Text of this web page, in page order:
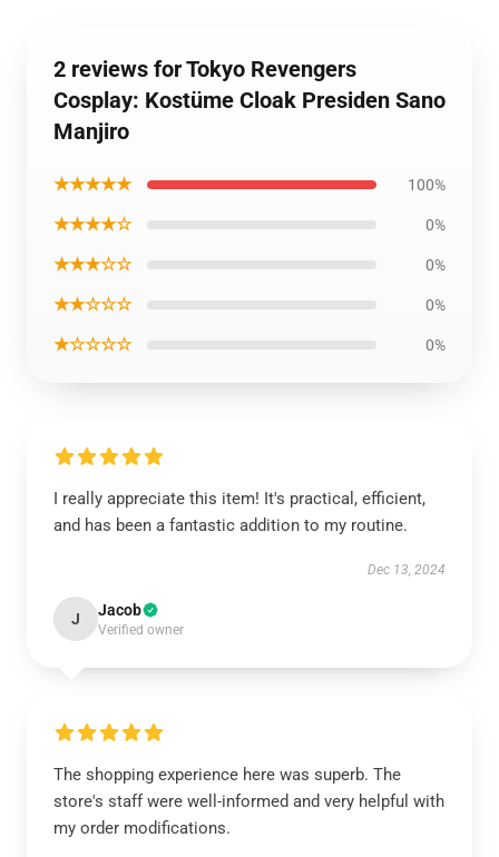
2 reviews for Tokyo Revengers
Cosplay: Kostüme Cloak Presiden Sano
Manjiro
★★★★★ 100%
★★★★☆ 0%
★★★☆☆ 0%
★★☆☆☆ 0%
★☆☆☆☆ 0%
I really appreciate this item! It's practical, efficient,
and has been a fantastic addition to my routine.
Dec 13, 2024
J Jacob
Verified owner
The shopping experience here was superb. The
store's staff were well-informed and very helpful with
my order modifications.